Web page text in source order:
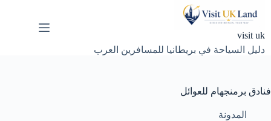
visit uk
دليل السياحة في بريطانيا للمسافرين العرب
فنادق برمنجهام للعوائل
المدونة